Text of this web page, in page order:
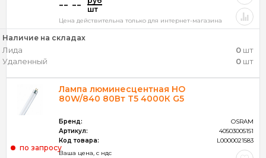
-- --
шт
Цена действительна только для интернет-магазина
Наличие на складах
Лида 0 шт
Удаленный
0 шт
Лампа люминесцентная HO
80W/840 80Вт T5 4000К G5
Бренд:
OSRAM
Артикул:
40503005151
Код товара:
L0000021583
Ваша цена, c ндс
по запросу